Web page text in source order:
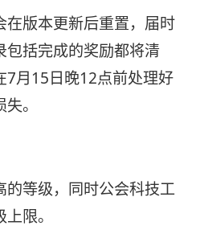
在版本更新后重置，届时
包括完成的奖励都将清
7月15日晚12点前处理好
。
的等级，同时公会科技工
限。